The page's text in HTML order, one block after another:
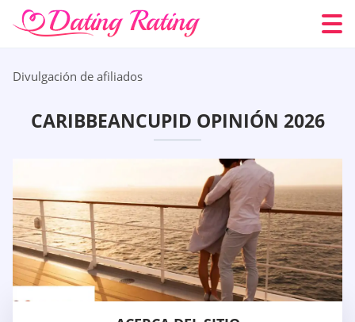
Divulgación de afiliados
CARIBBEANCUPID OPINIÓN 2026